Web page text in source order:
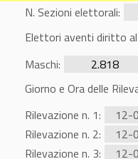
N. Sezioni elettorali:
Elettori aventi diritto
Maschi:
2.818
Giorno e Ora delle
Rilevazione n. 1:
12-
Rilevazione n. 2:
12-
Rilevazione n. 3:
12-